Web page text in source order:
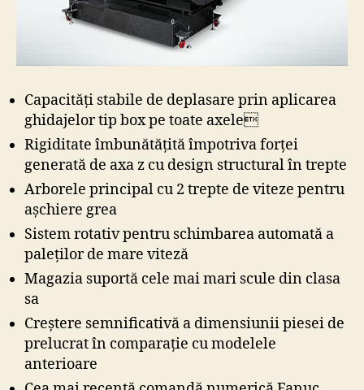
Capacități stabile de deplasare prin aplicarea
ghidajelor tip box pe toate axele
Rigiditate îmbunătățită împotriva forței
generată de axa z cu design structural în trepte
Arborele principal cu 2 trepte de viteze pentru
așchiere grea
Sistem rotativ pentru schimbarea automată a
paleților de mare viteză
Magazia suportă cele mai mari scule din clasa
sa
Creștere semnificativă a dimensiunii piesei de
prelucrat în comparație cu modelele
anterioare